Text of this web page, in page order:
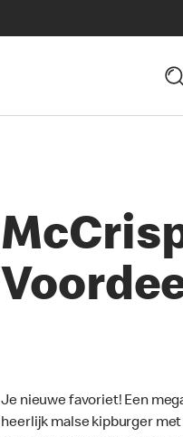
Je nieuwe favoriet! Een
heerlijk malse kipburger